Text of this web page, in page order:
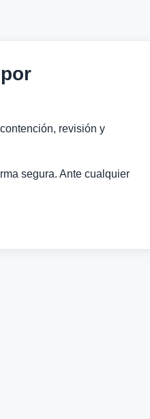
revisión y
segura. Ante cualquier